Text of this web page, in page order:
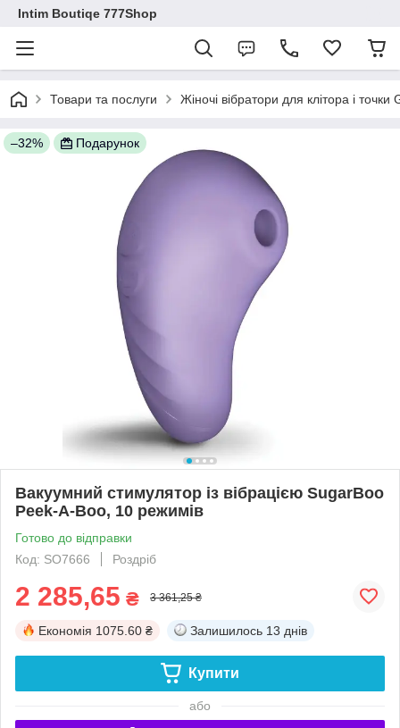
Intim Boutiqe 777Shop
Товари та послуги Жіночі вібратори для клітора і
–32% Подарунок
Вакуумний стимулятор із вібрацією SugarBoo
Peek-A-Boo, 10 режимів
Готово до відправки
Код: SO7666
Роздріб
2 285,65 ₴ 3 361,25 ₴
Економія 1075.60 ₴ Залишилось 13 днів
Купити
або